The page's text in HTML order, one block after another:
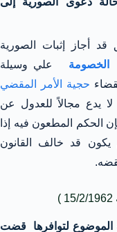
قد أجاز إثبات الصورية
الخصومة علي وسيلة
حجية الأمر المقضي
يدع مجالاً للعدول عن
الحكم المطعون فيه إذا
يكون قد خالف القانون
الموضوع لتوافرها قضت